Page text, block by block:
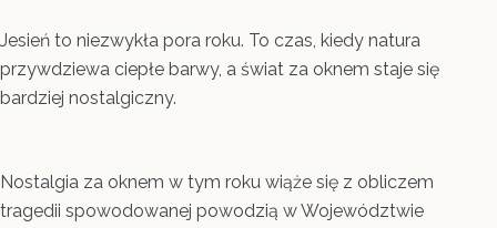
Jesień to niezwykła pora roku. To czas, kiedy natura
przywdziewa ciepłe barwy, a świat za oknem staje się
bardziej nostalgiczny.
Nostalgia za oknem w tym roku wiąże się z obliczem
tragedii spowodowanej powodzią w Województwie